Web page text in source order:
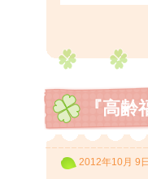
『高
2012年10月 9